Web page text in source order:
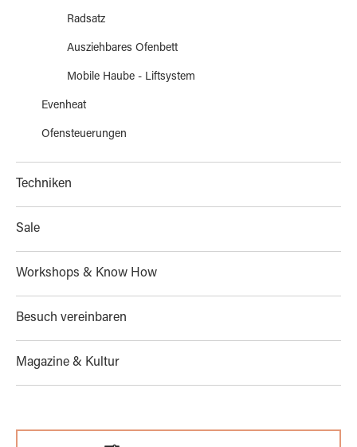
Radsatz
Ausziehbares Ofenbett
Mobile Haube - Liftsystem
Evenheat
Ofensteuerungen
Techniken
Sale
Workshops & Know How
Besuch vereinbaren
Magazine & Kultur